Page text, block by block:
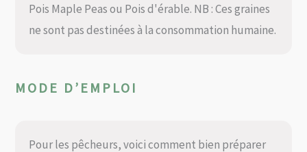
Pois Maple Peas ou Pois d'érable. NB : Ces graines
ne sont pas destinées à la consommation humaine.
MODE D’EMPLOI
Pour les pêcheurs, voici comment bien préparer